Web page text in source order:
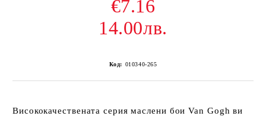
€7.16
14.00лв.
Код: 010340-265
Висококачествената серия маслени бои Van Gogh ви